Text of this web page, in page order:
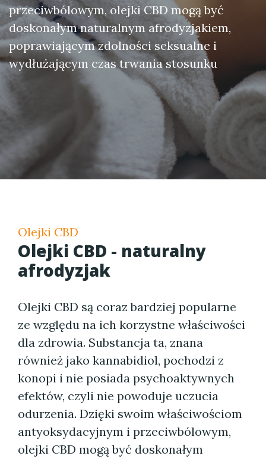
przeciwbólowym, olejki CBD mogą być
doskonałym naturalnym afrodyzjakiem,
poprawiającym zdolności seksualne i
wydłużającym czas trwania stosunku
Olejki CBD
Olejki CBD - naturalny
afrodyzjak
Olejki CBD są coraz bardziej popularne
ze względu na ich korzystne właściwości
dla zdrowia. Substancja ta, znana
również jako kannabidiol, pochodzi z
konopi i nie posiada psychoaktywnych
efektów, czyli nie powoduje uczucia
odurzenia. Dzięki swoim właściwościom
antyoksydacyjnym i przeciwbólowym,
olejki CBD mogą być doskonałym